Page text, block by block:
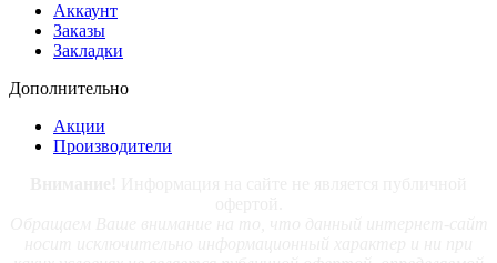
Аккаунт
Заказы
Закладки
Дополнительно
Акции
Производители